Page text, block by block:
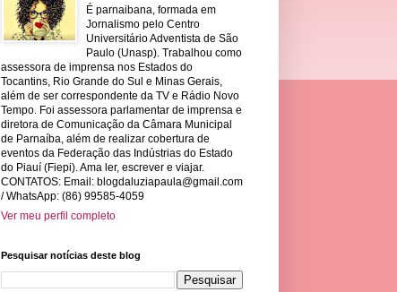
É parnaibana, formada em
Jornalismo pelo Centro
Universitário Adventista de São
Paulo (Unasp). Trabalhou como
assessora de imprensa nos Estados do
Tocantins, Rio Grande do Sul e Minas Gerais,
além de ser correspondente da TV e Rádio Novo
Tempo. Foi assessora parlamentar de imprensa e
diretora de Comunicação da Câmara Municipal
de Parnaíba, além de realizar cobertura de
eventos da Federação das Indústrias do Estado
do Piauí (Fiepi). Ama ler, escrever e viajar.
CONTATOS: Email: blogdaluziapaula@gmail.com
/ WhatsApp: (86) 99585-4059
Ver meu perfil completo
Pesquisar notícias deste blog